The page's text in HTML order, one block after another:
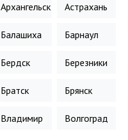
Архангельск Астрахань
Балашиха Барнаул
Бердск Березники
Братск Брянск
Владимир Волгоград